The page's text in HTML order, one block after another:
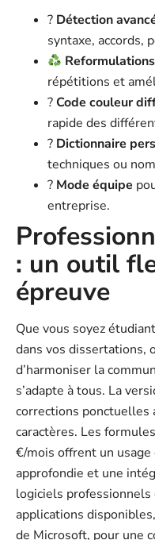
? Détection
syntaxe, accords,
répétitions et
?Code couleur
rapide des
? Dictionnaire
techniques ou
? Mode équipe
entreprise.
: un outil
épreuve
Que vous soyez
dans vos dissertations,
d’harmoniser la
s’adapte à tous. La
corrections
caractères. Les
€/mois offrent un
approfondie et une
logiciels professionnels
applications
de Microsoft, pour une